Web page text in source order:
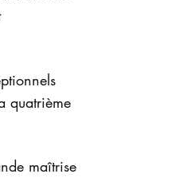
quatrième
maîtrise